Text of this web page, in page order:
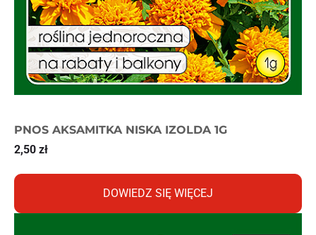
PNOS AKSAMITKA NISKA IZOLDA 1G
2,50 zł
DOWIEDZ SIĘ WIĘCEJ